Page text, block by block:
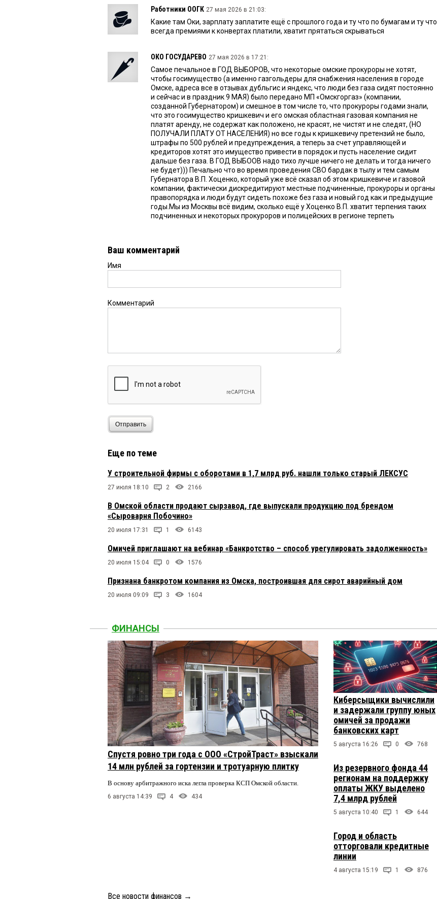
Работники ООГК 27 мая 2026 в 21:03:
Какие там Оки, зарплату заплатите ещё с прошлого года и ту что по бумагам и ту что
всегда премиями к конвертах платили, хватит прятаться скрываться
ОКО ГОСУДАРЕВО 27 мая 2026 в 17:21:
Самое печальное в ГОД ВЫБОРОВ, что некоторые омские прокуроры не хотят,
чтобы госимущество (а именно газгольдеры для снабжения населения в городе
Омске, адреса все в отзывах дубльгис и яндекс, что люди без газа сидят постоянно
и сейчас и в праздник 9 МАЯ) было передано МП «Омскгоргаз» (компании,
созданной Губернатором) и смешное в том числе то, что прокуроры годами знали,
что это госимущество кришкевич и его омская областная газовая компания не
платят аренду, не содержат как положено, не красят, не чистят и не следят, (НО
ПОЛУЧАЛИ ПЛАТУ ОТ НАСЕЛЕНИЯ) но все годы к кришкевичу претензий не было,
штрафы по 500 рублей и предупреждения, а теперь за счет управляющей и
кредиторов хотят это имущество привести в порядок и пусть население сидит
дальше без газа. В ГОД ВЫБООВ надо тихо лучше ничего не делать и тогда ничего
не будет))) Печально что во время проведения СВО бардак в тылу и тем самым
Губернатора В.П. Хоценко, который уже всё сказал об этом кришкевиче и газовой
компании, фактически дискредитируют местные подчиненные, прокуроры и органы
правопорядка и люди будут сидеть похоже без газа и новый год как и предыдущие
годы.Мы из Москвы всё видим, сколько ещё у Хоценко В.П. хватит терпения таких
подчиненных и некоторых прокуроров и полицейских в регионе терпеть
Ваш комментарий
Имя
Комментарий
Отправить
Еще по теме
У строительной фирмы с оборотами в 1,7 млрд руб. нашли только старый ЛЕКСУС
27 июля 18:10 2 2166
В Омской области продают сырзавод, где выпускали продукцию под брендом
«Сыроварня Побочино»
20 июля 17:31 1 6143
Омичей приглашают на вебинар «Банкротство – способ урегулировать задолженность»
20 июля 15:04 0 1576
Признана банкротом компания из Омска, построившая для сирот аварийный дом
20 июля 09:09 3 1604
ФИНАНСЫ
Спустя ровно три года с ООО «СтройТраст» взыскали
14 млн рублей за гортензии и тротуарную плитку
В основу арбитражного иска легла проверка КСП Омской области.
6 августа 14:39 4 434
Киберсыщики вычислили
и задержали группу юных
омичей за продажи
банковских карт
5 августа 16:26 0 768
Из резервного фонда 44
регионам на поддержку
оплаты ЖКУ выделено
7,4 млрд рублей
5 августа 10:40 1 644
Город и область
отторговали кредитные
линии
4 августа 15:19 1 876
Все новости финансов →